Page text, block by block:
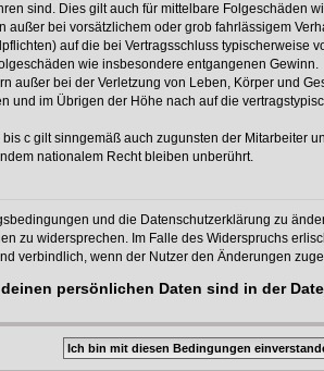
sind. Dies gilt auch für mittelbare Folgeschäden
außer bei vorsätzlichem oder grob fahrlässigem
auf die bei Vertragsschluss
wie insbesondere entgangenen Gewinn.
außer bei der Verletzung von Leben, Körper und
und im Übrigen der Höhe nach auf die
c gilt sinngemäß auch zugunsten der Mitarbeiter
nationalem Recht bleiben unberührt.
und die Datenschutzerklärung zu
zu widersprechen. Im Falle des Widerspruchs
verbindlich, wenn der Nutzer den Änderungen
persönlichen Daten sind in der